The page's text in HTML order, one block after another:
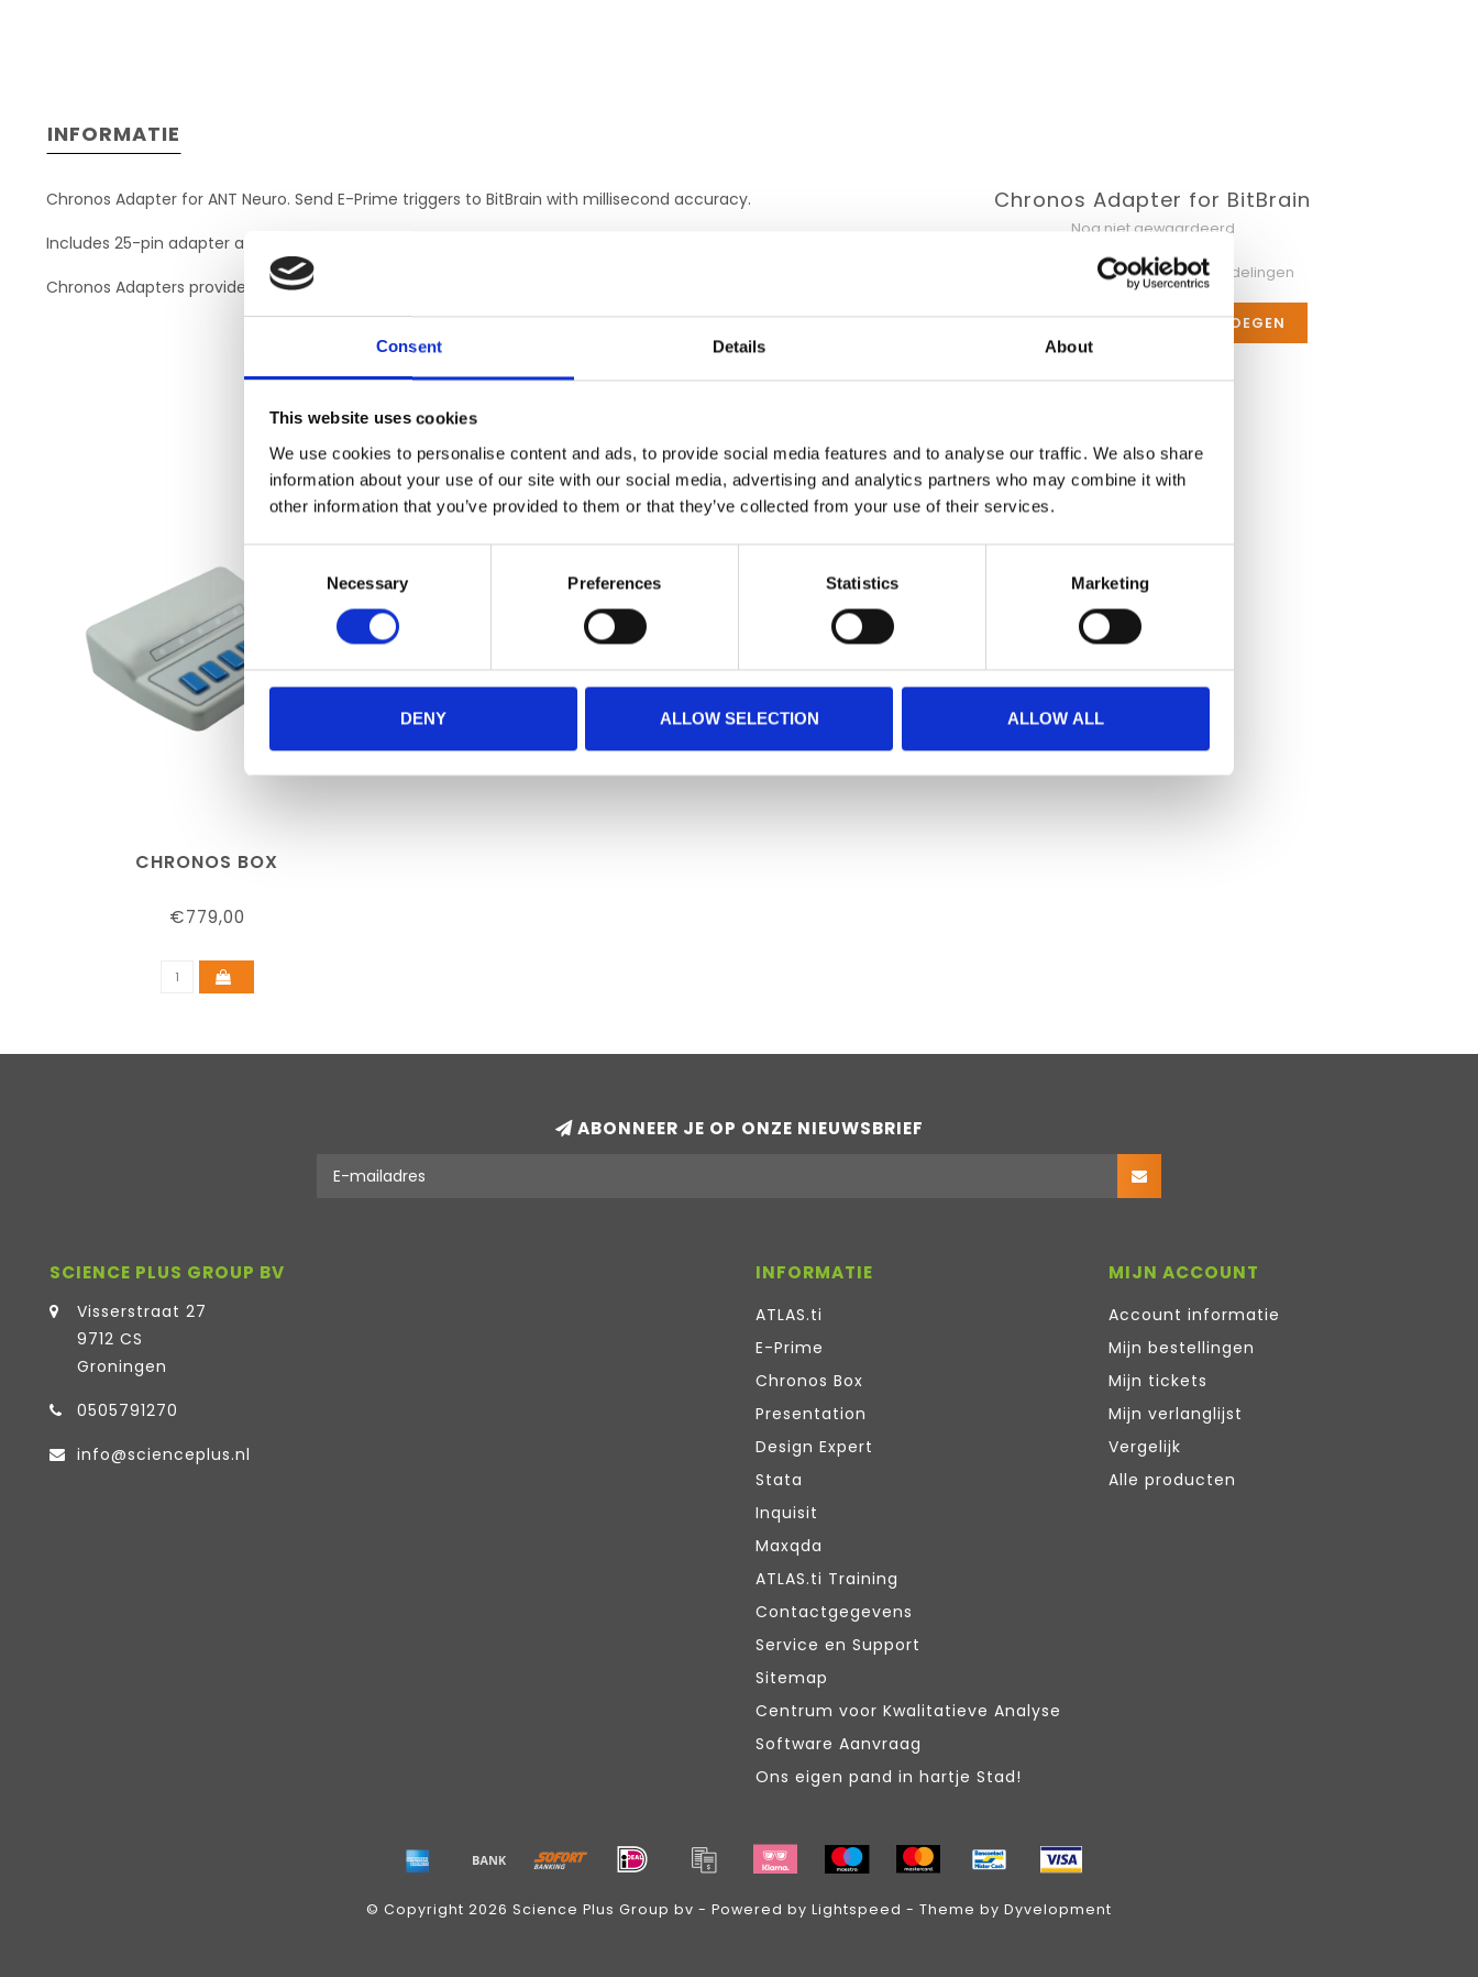
Consent Details About
This website uses cookies
We use cookies to personalise content and ads, to provide social media features and to analyse our traffic. We also share
information about your use of our site with our social media, advertising and analytics partners who may combine it with
other information that you’ve provided to them or that they’ve collected from your use of their services.
Selection
Necessary Preferences Statistics Marketing
DENY ALLOW SELECTION ALLOW ALL
INFORMATIE
Chronos Adapter for ANT Neuro. Send E-Prime triggers to BitBrain with millisecond accuracy.
Includes 25-pin adapter and DB-25 to DB-25 cable to directly connect Chronos to BitBrain.
Chronos Adapters provide a quick, plug-and-play solution. No parallel port or wiring necessary.
Chronos Adapter for BitBrain
Nog niet gewaardeerd
0 sterren op basis van 0 beoordelingen
JE BEOORDELING TOEVOEGEN
CHRONOS BOX
€779,00
ABONNEER JE OP ONZE NIEUWSBRIEF
SCIENCE PLUS GROUP BV
Visserstraat 27
9712 CS
Groningen
0505791270
info@scienceplus.nl
INFORMATIE
ATLAS.ti
E-Prime
Chronos Box
Presentation
Design Expert
Stata
Inquisit
Maxqda
ATLAS.ti Training
Contactgegevens
Service en Support
Sitemap
Centrum voor Kwalitatieve Analyse
Software Aanvraag
Ons eigen pand in hartje Stad!
MIJN ACCOUNT
Account informatie
Mijn bestellingen
Mijn tickets
Mijn verlanglijst
Vergelijk
Alle producten
© Copyright 2026 Science Plus Group bv - Powered by Lightspeed - Theme by Dyvelopment